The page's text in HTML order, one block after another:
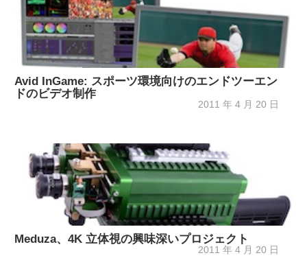
Avid InGame: スポーツ環境向けのエンドツーエン
ドのビデオ制作
2011 年 4 月 20 日
Meduza、4K 立体視の興味深いプロジェクト
2011 年 4 月 20 日